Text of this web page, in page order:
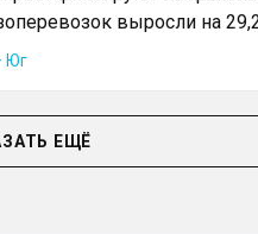
выросли на
Юг
ЕЩЁ